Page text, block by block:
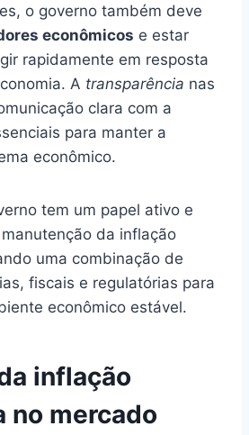
o governo também deve
econômicos e estar
rapidamente em resposta
A transparência nas
clara com a
para manter a
econômico.
tem um papel ativo e
da inflação
uma combinação de
fiscais e regulatórias para
econômico estável.
inflação
no mercado